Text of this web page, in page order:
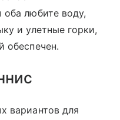
любите воду,
и улетные горки,
обеспечен.
вариантов для